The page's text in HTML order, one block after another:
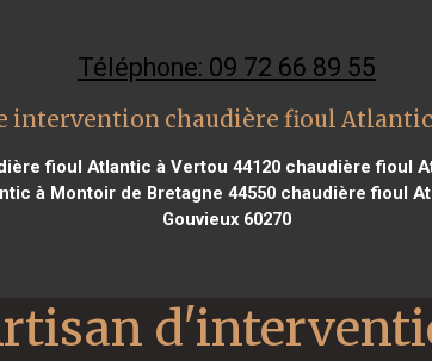
Téléphone: 09 72 66 89 55
intervention chaudière fioul
fioul Atlantic à Vertou 44120chaudière fioul
à Montoir de Bretagne 44550chaudière fioul
Gouvieux 60270